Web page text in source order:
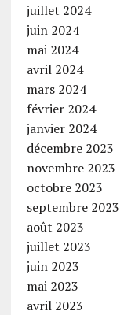
juillet 2024
juin 2024
mai 2024
avril 2024
mars 2024
février 2024
janvier 2024
décembre 2023
novembre 2023
octobre 2023
septembre 2023
août 2023
juillet 2023
juin 2023
mai 2023
avril 2023